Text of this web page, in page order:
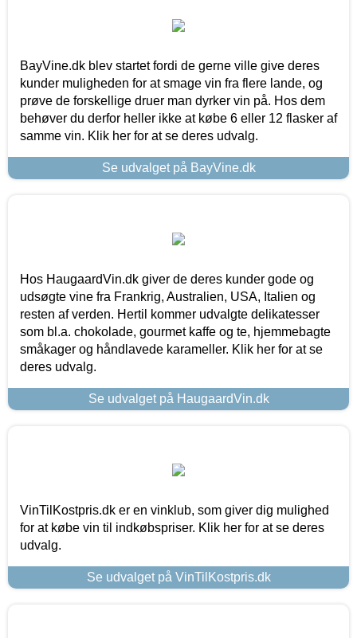
BayVine.dk blev startet fordi de gerne ville give deres
kunder muligheden for at smage vin fra flere lande, og
prøve de forskellige druer man dyrker vin på. Hos dem
behøver du derfor heller ikke at købe 6 eller 12 flasker af
samme vin. Klik her for at se deres udvalg.
Se udvalget på BayVine.dk
Hos HaugaardVin.dk giver de deres kunder gode og
udsøgte vine fra Frankrig, Australien, USA, Italien og
resten af verden. Hertil kommer udvalgte delikatesser
som bl.a. chokolade, gourmet kaffe og te, hjemmebagte
småkager og håndlavede karameller. Klik her for at se
deres udvalg.
Se udvalget på HaugaardVin.dk
VinTilKostpris.dk er en vinklub, som giver dig mulighed
for at købe vin til indkøbspriser. Klik her for at se deres
udvalg.
Se udvalget på VinTilKostpris.dk